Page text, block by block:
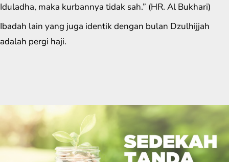
Iduladha, maka kurbannya tidak sah.” (HR. Al Bukhari)
Ibadah lain yang juga identik dengan bulan Dzulhijjah
adalah pergi haji.